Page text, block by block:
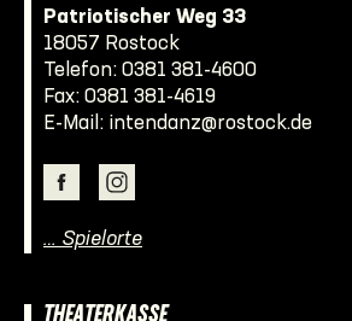
Patriotischer Weg 33
18057 Rostock
Telefon: 0381 381-4600
Fax: 0381 381-4619
E-Mail: intendanz@rostock.de
… Spielorte
THEATERKASSE